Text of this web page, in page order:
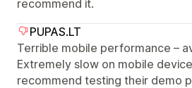
recommend it.
PUPAS.LT
Terrible mobile performance –
Extremely slow on mobile
recommend testing their demo